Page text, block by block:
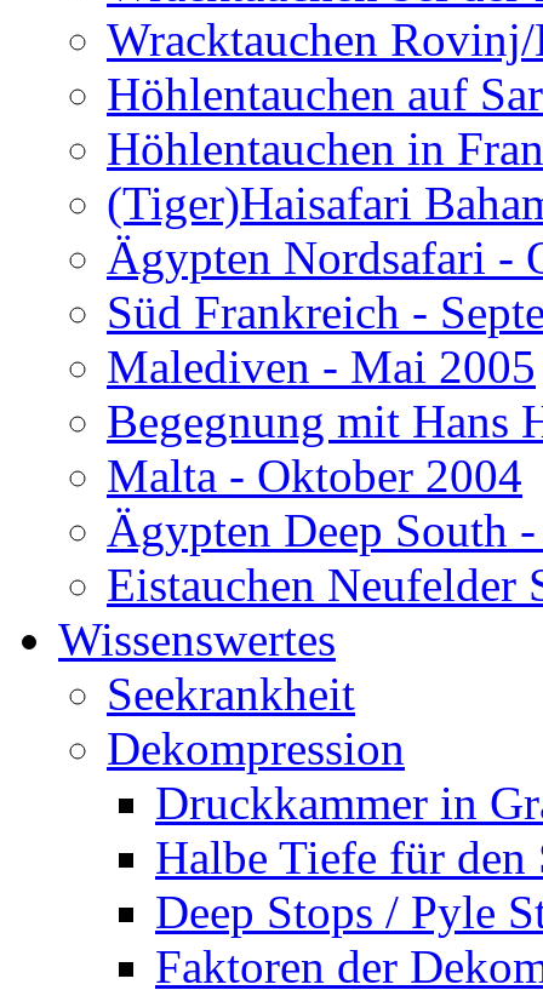
Wracktauchen
Höhlentauchen auf
Höhlentauchen in
(Tiger)Haisafari
Ägypten Nordsafari -
Süd Frankreich -
Malediven - Mai 2005
Begegnung mit Hans
Malta - Oktober 2004
Ägypten Deep South
Eistauchen Neufelder
Wissenswertes
Seekrankheit
Dekompression
Druckkammer in
Halbe Tiefe für den
Deep Stops / Pyle
Faktoren der